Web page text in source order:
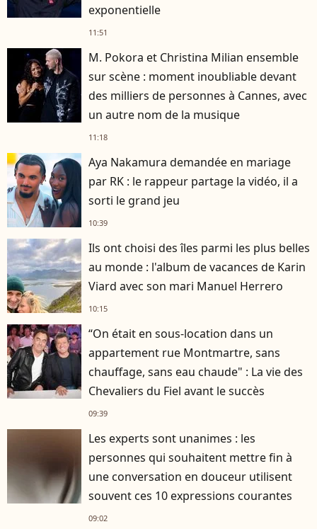
exponentielle
11:51
M. Pokora et Christina Milian ensemble
sur scène : moment inoubliable devant
des milliers de personnes à Cannes, avec
un autre nom de la musique
11:18
Aya Nakamura demandée en mariage
par RK : le rappeur partage la vidéo, il a
sorti le grand jeu
10:39
Ils ont choisi des îles parmi les plus belles
au monde : l'album de vacances de Karin
Viard avec son mari Manuel Herrero
10:15
“On était en sous-location dans un
appartement rue Montmartre, sans
chauffage, sans eau chaude" : La vie des
Chevaliers du Fiel avant le succès
09:39
Les experts sont unanimes : les
personnes qui souhaitent mettre fin à
une conversation en douceur utilisent
souvent ces 10 expressions courantes
09:02